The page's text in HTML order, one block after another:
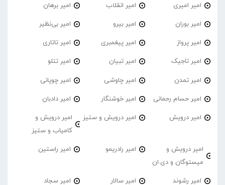
امیر امیری امیر انقلاب امیر برهان
امیر‌ بوران امیر بیرو امیر بی‌نظیر
امیر پرواز امیر پیغمبری امیر تاتاری
امیر تاجیک امیر تبیان امیر تتلو
امیر تمدن امیر چاوشی امیر چوپانی
امیر حسام رحمانی امیر خوشنگار امیر دادبان
امیر درویش امیر درویش و ستیز
امیر درویش و
کامیاب و ستیز
امیر درویش و
میستوگان و دی.ان
امیر رادریمو امیر راستین
امیر رشوند امیر سالار امیر سجاد